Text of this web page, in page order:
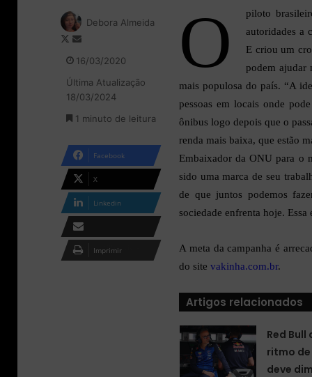
O
piloto
autoridades a
E criou um
podem ajudar
mais populosa do país. “A
pessoas em locais onde
ônibus logo depois que o
renda mais baixa, que estão
Embaixador da ONU para o
sido uma marca de seu
de que juntos podemos
sociedade enfrenta hoje.
A meta da campanha é
do site vakinha.com.br.
Artigos relacionados
Red
ritmo
deve
Debora Almeida
F
l
o
X
n
d
e
-
m
a
i
l
16/03/2020
Última Atualização
18/03/2024
1 minuto de leitura
Facebook
X
Linkedin
Compartilhar via e-
mail
Imprimir